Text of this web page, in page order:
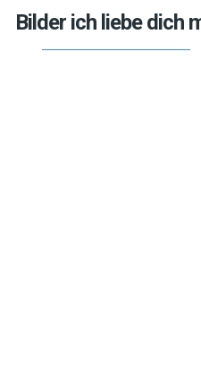
Bilder ich liebe dich